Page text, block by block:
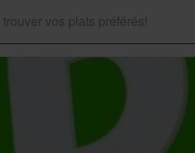
vos plats préférés!